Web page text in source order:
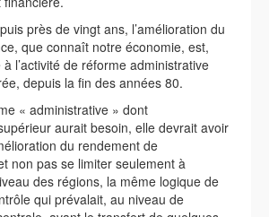
près de vingt ans, l’amélioration du
que connaît notre économie, est,
l’activité de réforme administrative
depuis la fin des années 80.
« administrative » dont
aurait besoin, elle devrait avoir
du rendement de
non pas se limiter seulement à
des régions, la même logique de
qui prévalait, au niveau de